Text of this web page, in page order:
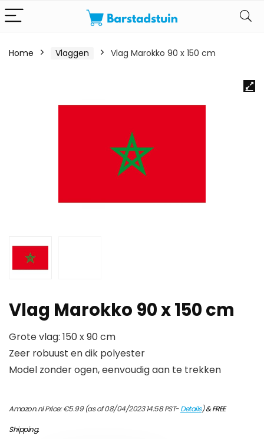
Home Vlaggen Vlag Marokko 90 x 150 cm
Vlag Marokko 90 x 150 cm
Grote vlag: 150 x 90 cm
Zeer robuust en dik polyester
Model zonder ogen, eenvoudig aan te trekken
Amazon.nl Price:€5.99(as of 08/04/2023 14:58 PST-Details)&FREE
Shipping.